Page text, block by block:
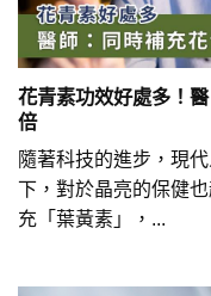
花青素功效好處多！
倍
隨著科技的進步，現
下，對於晶亮的保健
充「葉黃素」，...